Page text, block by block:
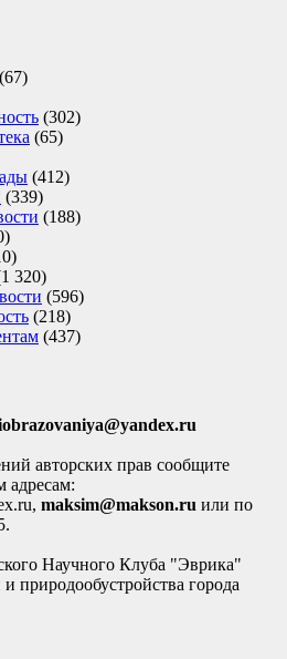
(67)
(302)
(65)
(412)
(339)
(188)
320)
(596)
(218)
(437)
авторских прав сообщите
адресам:
maksim@makson.ru или по
Научного Клуба "Эврика"
природообустройства города